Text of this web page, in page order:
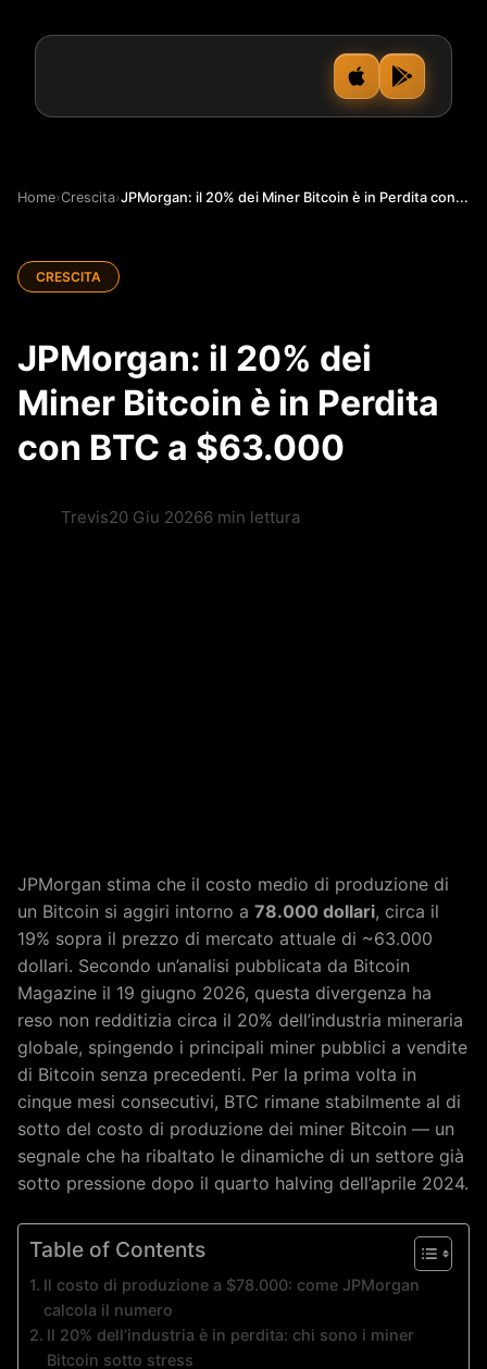
Home›Crescita›JPMorgan: il 20% dei Miner Bitcoin è in Perdita con...
CRESCITA
JPMorgan: il 20% dei
Miner Bitcoin è in Perdita
con BTC a $63.000
Trevis20 Giu 20266 min lettura
JPMorgan stima che il costo medio di produzione di
un Bitcoin si aggiri intorno a 78.000 dollari, circa il
19% sopra il prezzo di mercato attuale di ~63.000
dollari. Secondo un’analisi pubblicata da Bitcoin
Magazine il 19 giugno 2026, questa divergenza ha
reso non redditizia circa il 20% dell’industria mineraria
globale, spingendo i principali miner pubblici a vendite
di Bitcoin senza precedenti. Per la prima volta in
cinque mesi consecutivi, BTC rimane stabilmente al di
sotto del costo di produzione dei miner Bitcoin — un
segnale che ha ribaltato le dinamiche di un settore già
sotto pressione dopo il quarto halving dell’aprile 2024.
Table of Contents
Il costo di produzione a $78.000: come JPMorgan
calcola il numero
Il 20% dell’industria è in perdita: chi sono i miner
Bitcoin sotto stress